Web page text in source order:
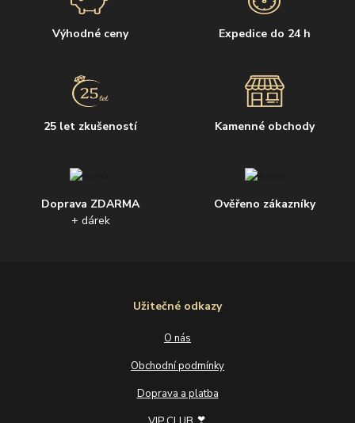
Výhodné ceny Expedice do 24 h
25 let zkušeností Kamenné obchody
Doprava ZDARMA
+ dárek
Ověřeno zákazníky
Užitečné odkazy
O nás
Obchodní podmínky
Doprava a platba